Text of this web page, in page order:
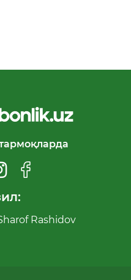
Rashidov